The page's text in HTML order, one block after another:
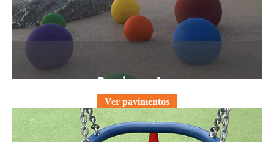
Pavimentos
Ver pavimentos